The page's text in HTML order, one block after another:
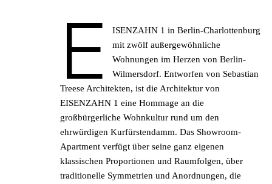
E
ISENZAHN 1 in Berlin-Charlottenburg
mit zwölf außergewöhnliche
Wohnungen im Herzen von Berlin-
Wilmersdorf. Entworfen von Sebastian
Treese Architekten, ist die Architektur von
EISENZAHN 1 eine Hommage an die
großbürgerliche Wohnkultur rund um den
ehrwürdigen Kurfürstendamm. Das Showroom-
Apartment verfügt über seine ganz eigenen
klassischen Proportionen und Raumfolgen, über
traditionelle Symmetrien und Anordnungen, die
NEWSLETTER